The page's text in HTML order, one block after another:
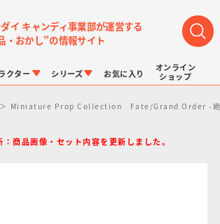
イ キャンディ事業部が運営する
・おかし”の情報サイト
クター シリーズ お気に入り
オンライン
ショップ
Miniature Prop Collection Fate/Grand Order -絶
商品画像・セット内容を更新しました。